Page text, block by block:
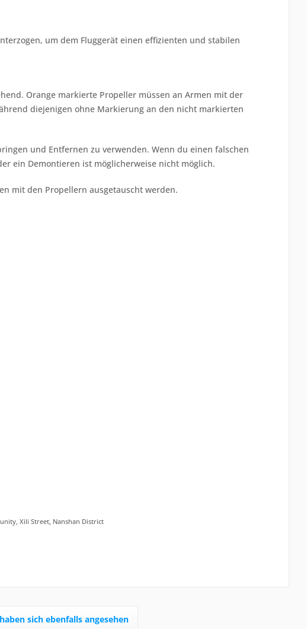
um dem Fluggerät einen effizienten und stabilen
Orange markierte Propeller müssen an Armen mit der
diejenigen ohne Markierung an den nicht markierten
und Entfernen zu verwenden. Wenn du einen falschen
ein Demontieren ist möglicherweise nicht möglich.
mit den Propellern ausgetauscht werden.
Xili Street, Nanshan District
sich ebenfalls angesehen